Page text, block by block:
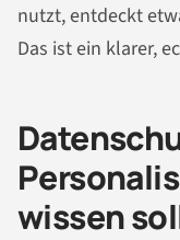
nutzt, entdeckt
Das ist ein klarer,
wissen